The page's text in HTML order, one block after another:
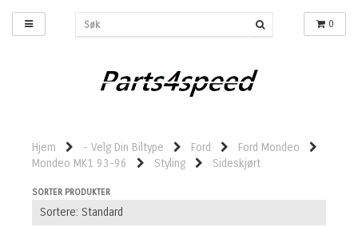
0
Hjem - Velg Din Biltype Ford
Ford Mondeo
Mondeo MK1 93-96
Styling Sideskjørt
SORTER PRODUKTER